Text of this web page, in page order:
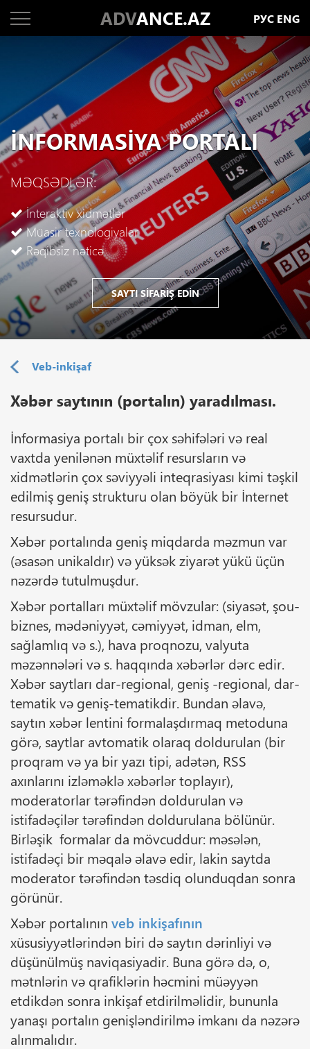
ADVANCE.AZ РУС ENG
İNFORMASIYA PORTALI
MƏQSƏDLƏR:
İnteraktiv xidmətlər
Müasir texnologiyalar
Rəqibsiz nəticə
SAYTI SIFARIŞ EDIN
Veb-inkişaf
Xəbər saytının (portalın) yaradılması.
İnformasiya portalı bir çox səhifələri və real
vaxtda yenilənən müxtəlif resursların və
xidmətlərin çox səviyyəli inteqrasiyası kimi təşkil
edilmiş geniş strukturu olan böyük bir İnternet
resursudur.
Xəbər portalında geniş miqdarda məzmun var
(əsasən unikaldır) və yüksək ziyarət yükü üçün
nəzərdə tutulmuşdur.
Xəbər portalları müxtəlif mövzular: (siyasət, şou-
biznes, mədəniyyət, cəmiyyət, idman, elm,
sağlamlıq və s.), hava proqnozu, valyuta
məzənnələri və s. haqqında xəbərlər dərc edir.
Xəbər saytları dar-regional, geniş -regional, dar-
tematik və geniş-tematikdir. Bundan əlavə,
saytın xəbər lentini formalaşdırmaq metoduna
görə, saytlar avtomatik olaraq doldurulan (bir
proqram və ya bir yazı tipi, adətən, RSS
axınlarını izləməklə xəbərlər toplayır),
moderatorlar tərəfindən doldurulan və
istifadəçilər tərəfindən doldurulana bölünür.
Birləşik formalar da mövcuddur: məsələn,
istifadəçi bir məqalə əlavə edir, lakin saytda
moderator tərəfindən təsdiq olunduqdan sonra
görünür.
Xəbər portalının veb inkişafının
xüsusiyyətlərindən biri də saytın dərinliyi və
düşünülmüş naviqasiyadir. Buna görə də, o,
mətnlərin və qrafiklərin həcmini müəyyən
etdikdən sonra inkişaf etdirilməlidir, bununla
yanaşı portalın genişləndirilmə imkanı da nəzərə
alınmalıdır.